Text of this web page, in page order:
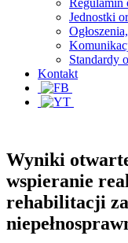
Jednostki
Standardy
Kontakt
Wyniki
wspieranie
rehabilitacji